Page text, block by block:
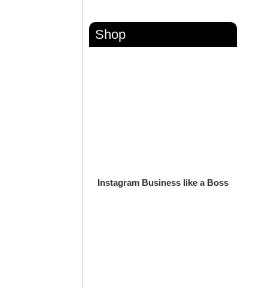
Shop
Instagram Business like a Boss